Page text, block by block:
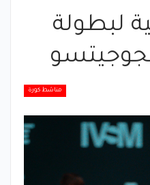
لبطولة
مناشط كورة